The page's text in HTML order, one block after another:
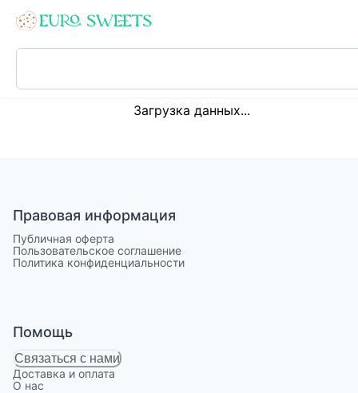
Loading...
Загрузка данных...
Правовая информация
Публичная оферта
Пользовательское соглашение
Политика конфиденциальности
Помощь
Связаться с нами
Доставка и оплата
О нас